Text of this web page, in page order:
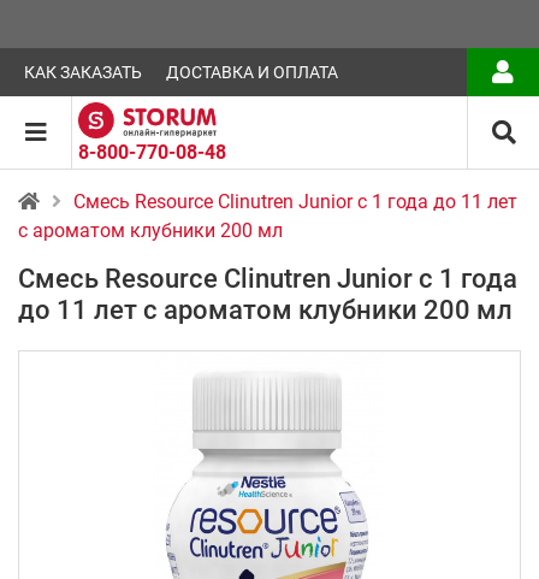
КАК ЗАКАЗАТЬ ДОСТАВКА И ОПЛАТА
8-800-770-08-48
Смесь Resource Clinutren Junior с 1 года до 11 лет
с ароматом клубники 200 мл
Смесь Resource Clinutren Junior с 1 года
до 11 лет с ароматом клубники 200 мл